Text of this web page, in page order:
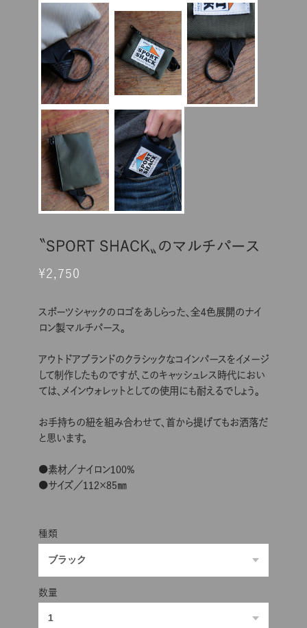
〝SPORT SHACK〟のマルチパース
¥2,750
スポーツシャックのロゴをあしらった、全４色展開のナイ
ロン製マルチパース。
アウトドアブランドのクラシックなコインパースをイメージ
して制作したものですが、このキャッシュレス時代におい
ては、メインウォレットとしての使用にも耐えるでしょう。
お手持ちの紐を組み合わせて、首から提げてもお洒落だ
と思います。
●素材／ナイロン100%
●サイズ／112×85㎜
種類
数量